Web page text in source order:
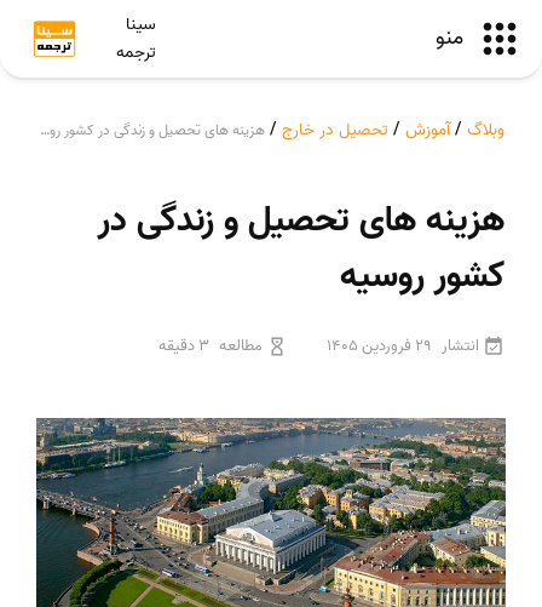
منو
سینا
ترجمه
وبلاگ /آموزش / تحصیل در خارج / هزینه های تحصیل و زندگی در کشور روسیه
هزینه های تحصیل و زندگی در
کشور روسیه
انتشار 29 فروردین 1405 مطالعه 3 دقیقه